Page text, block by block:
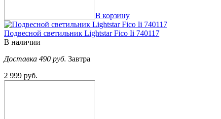
В корзину
Подвесной светильник Lightstar Fico Ii 740117
В наличии
Доставка 490 руб. Завтра
2 999 руб.